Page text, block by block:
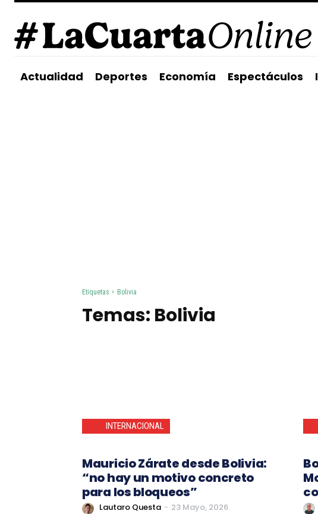
Actualidad Deportes Economía Espectáculos
Etiquetas Bolivia
Temas: Bolivia
INTERNACIONAL
Mauricio Zárate desde Bolivia:
“no hay un motivo concreto
para los bloqueos”
Lautaro Questa - 23 Mayo, 2026